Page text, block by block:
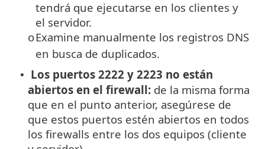
tendrá que ejecutarse en los clientes y
el servidor.
oExamine manualmente los registros DNS
en busca de duplicados.
•
Los puertos 2222 y 2223 no están
abiertos en el firewall: de la misma forma
que en el punto anterior, asegúrese de
que estos puertos estén abiertos en todos
los firewalls entre los dos equipos (cliente